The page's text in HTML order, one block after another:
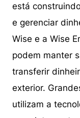
está
e gerenciar
Wise e a Wise
podem manter
transferir
exterior.
utilizam a